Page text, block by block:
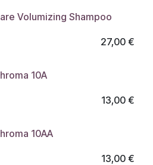
Volumizing Shampoo
27,00€
10A
13,00€
10AA
13,00€